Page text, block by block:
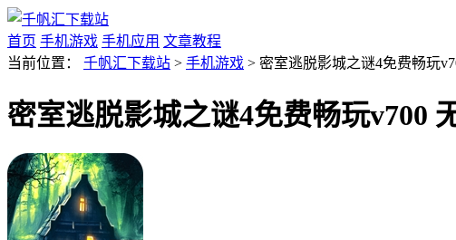
首页 手机游戏 手机应用 文章教程
当前位置： 千帆汇下载站 > 手机游戏 > 密室逃脱影城之谜4免费畅玩
密室逃脱影城之谜4免费畅玩v700